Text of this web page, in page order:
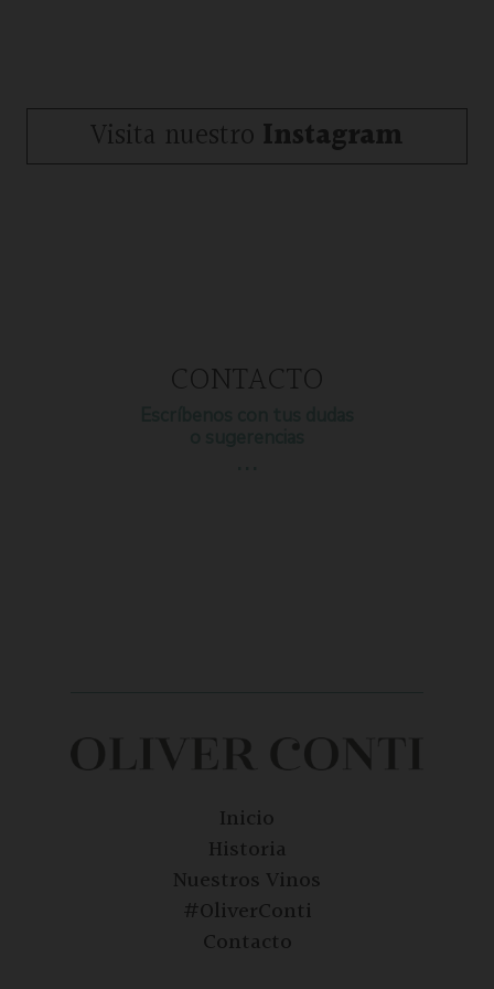
Visita nuestro Instagram
CONTACTO
Inicio
Historia
Nuestros Vinos
#OliverConti
Contacto